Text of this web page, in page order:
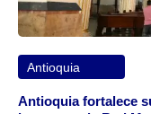
Antioquia
Antioquia fortalece